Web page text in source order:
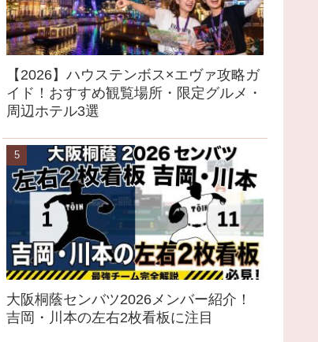
【2026】ハウステンボス×エヴァ攻略ガ
イド！おすすめ観覧場所・限定グルメ・
周辺ホテル3選
大阪桐蔭センバツ2026メンバー紹介！
吉岡・川本の左右2枚看板に注目